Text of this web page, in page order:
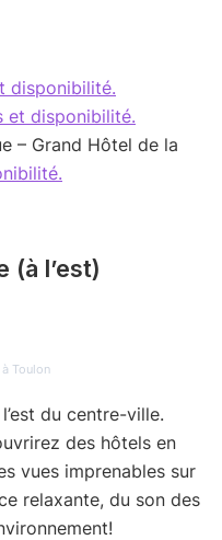
disponibilité.
et disponibilité.
– Grand Hôtel de la
(à l’est)
Toulon
du centre-ville.
des hôtels en
vues imprenables sur
relaxante, du son des